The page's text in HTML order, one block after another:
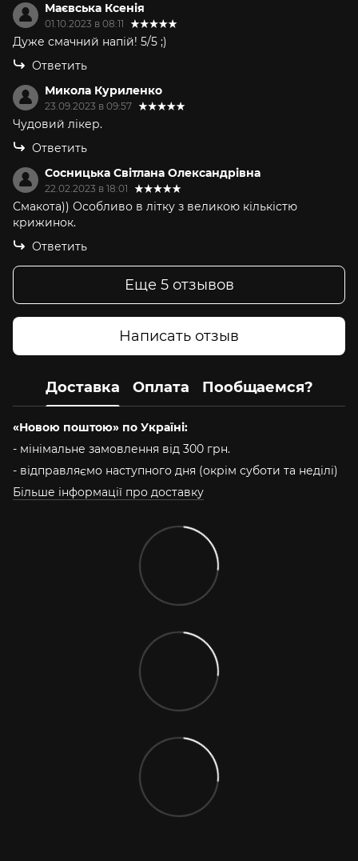
Маєвська Ксенія
01.10.2023 в 08:11
Дуже смачний напій! 5/5 ;)
Ответить
Микола Куриленко
23.09.2023 в 09:57
Чудовий лікер.
Ответить
Сосницька Світлана Олександрівна
22.02.2023 в 18:01
Смакота)) Особливо в літку з великою кількістю
крижинок.
Ответить
Еще 5 отзывов
Написать отзыв
Доставка Оплата Пообщаемся?
«Новою поштою» по Україні:
- мінімальне замовлення від 300 грн.
- відправляємо наступного дня (окрім суботи та неділі)
Більше інформації про доставку